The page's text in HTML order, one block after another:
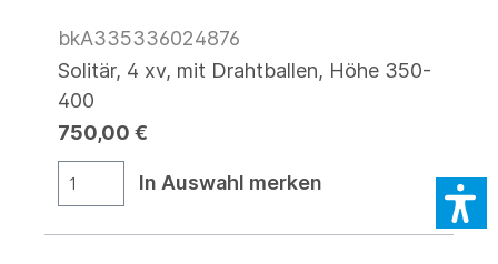
bkA335336024876
Solitär, 4 xv, mit Drahtballen, Höhe 350-
400
750,00 €
In Auswahl merken